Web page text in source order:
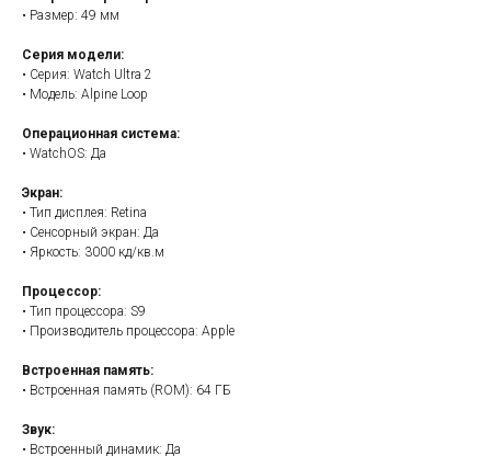
• Размер: 49 мм
Серия модели:
• Серия: Watch Ultra 2
• Модель: Alpine Loop
Операционная система:
• WatchOS: Да
Экран:
• Тип дисплея: Retina
• Сенсорный экран: Да
• Яркость: 3000 кд/кв.м
Процессор:
• Тип процессора: S9
• Производитель процессора: Apple
Встроенная память:
• Встроенная память (ROM): 64 ГБ
Звук:
• Встроенный динамик: Да